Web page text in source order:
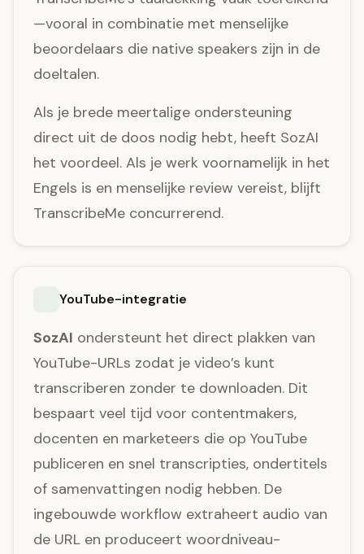
—vooral in combinatie met menselijke
beoordelaars die native speakers zijn in de
doeltalen.
Als je brede meertalige ondersteuning
direct uit de doos nodig hebt, heeft SozAI
het voordeel. Als je werk voornamelijk in het
Engels is en menselijke review vereist, blijft
TranscribeMe concurrerend.
YouTube-integratie
SozAI ondersteunt het direct plakken van
YouTube-URLs zodat je video’s kunt
transcriberen zonder te downloaden. Dit
bespaart veel tijd voor contentmakers,
docenten en marketeers die op YouTube
publiceren en snel transcripties, ondertitels
of samenvattingen nodig hebben. De
ingebouwde workflow extraheert audio van
de URL en produceert woordniveau-